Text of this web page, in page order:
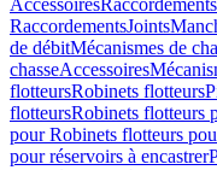
AccessoiresRaccordements
RaccordementsJoints
de débitMécanismes de
chasseAccessoires
flotteursRobinets flotteurs
flotteursRobinets flotteurs
pour Robinets flotteurs
pour réservoirs à encastrer